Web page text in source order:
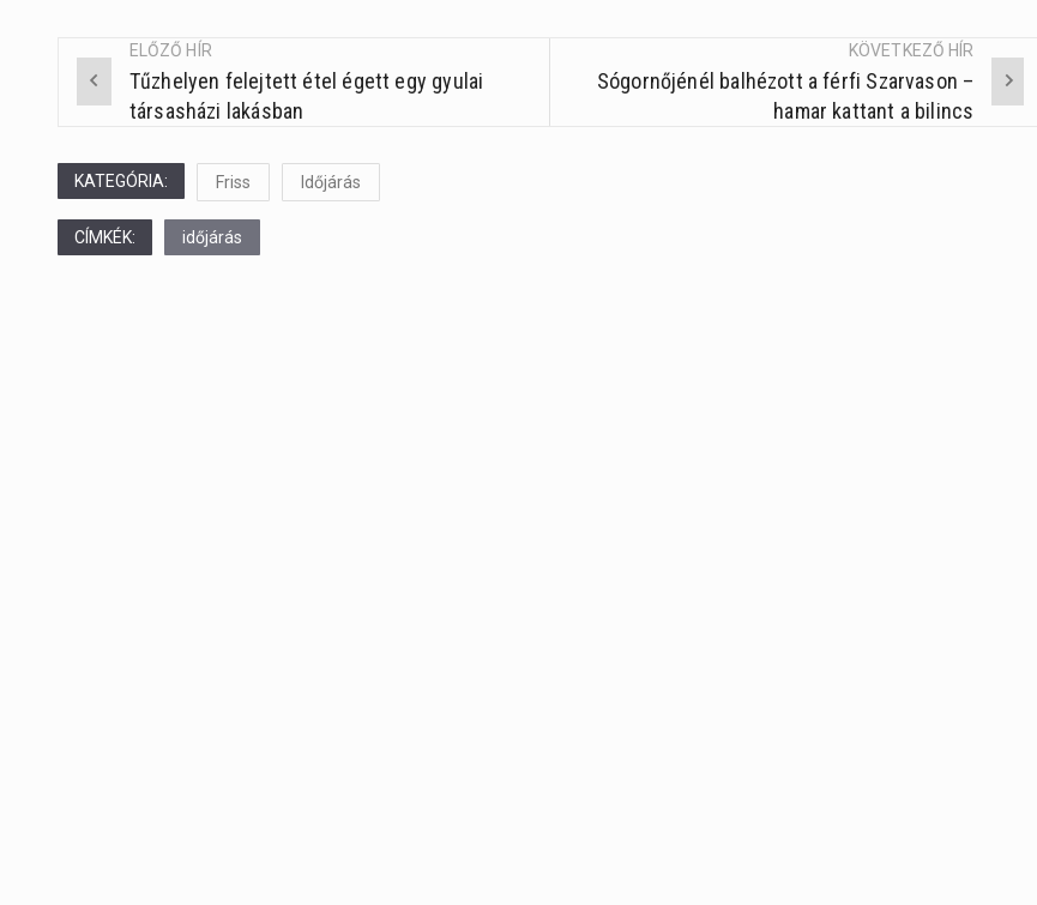
Post
ELŐZŐ HÍR
Tűzhelyen felejtett étel égett egy gyulai
társasházi lakásban
KÖVETKEZŐ HÍR
Sógornőjénél balhézott a férfi Szarvason –
hamar kattant a bilincs
KATEGÓRIA: Friss Időjárás
CÍMKÉK: időjárás